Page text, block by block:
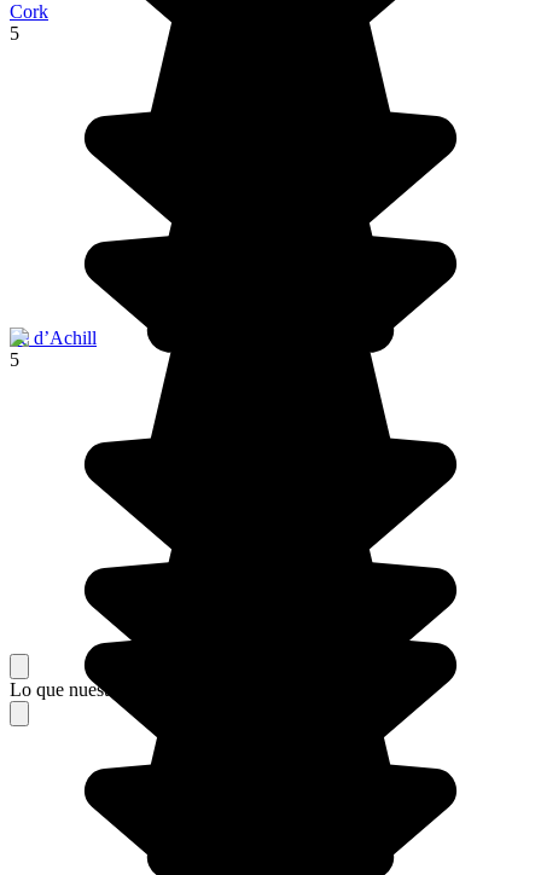
Cork
5
Ile d’Achill
5
Lo que nuestros viajeros piensan de su estancia